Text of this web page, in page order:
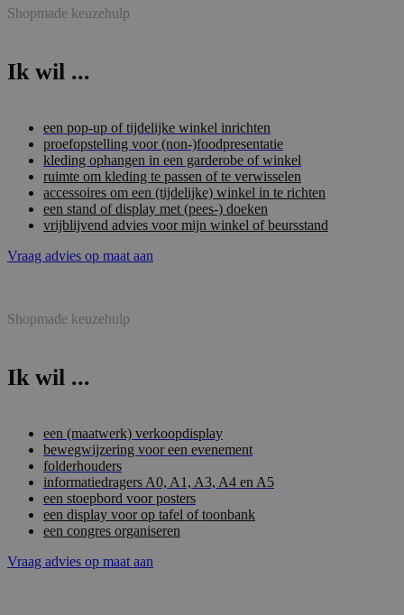
Shopmade keuzehulp
Ik wil ...
een pop-up of tijdelijke winkel inrichten
proefopstelling voor (non-)foodpresentatie
kleding ophangen in een garderobe of winkel
ruimte om kleding te passen of te verwisselen
accessoires om een (tijdelijke) winkel in te richten
een stand of display met (pees-) doeken
vrijblijvend advies voor mijn winkel of beursstand
Vraag advies op maat aan
Shopmade keuzehulp
Ik wil ...
een (maatwerk) verkoopdisplay
bewegwijzering voor een evenement
folderhouders
informatiedragers A0, A1, A3, A4 en A5
een stoepbord voor posters
een display voor op tafel of toonbank
een congres organiseren
Vraag advies op maat aan